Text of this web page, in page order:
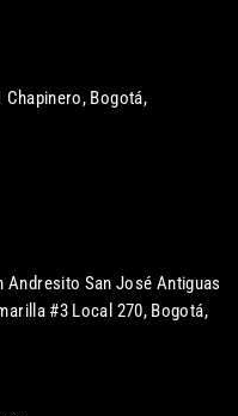
Chapinero, Bogotá,
Andresito San José Antiguas
#3 Local 270, Bogotá,